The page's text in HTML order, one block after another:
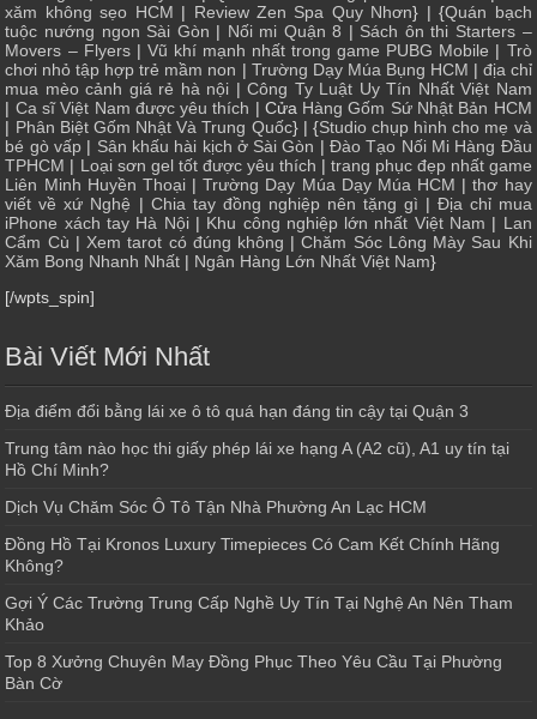
xăm không sẹo HCM | Review Zen Spa Quy Nhơn} | {Quán bạch
tuộc nướng ngon Sài Gòn | Nối mi Quận 8 | Sách ôn thi Starters –
Movers – Flyers| Vũ khí mạnh nhất trong game PUBG Mobile | Trò
chơi nhỏ tập hợp trẻ mầm non | Trường Dạy Múa Bụng HCM | địa chỉ
mua mèo cảnh giá rẻ hà nội |Công Ty Luật Uy Tín Nhất Việt Nam
| Ca sĩ Việt Nam được yêu thích | Cửa Hàng Gốm Sứ Nhật Bản HCM
| Phân Biệt Gốm Nhật Và Trung Quốc} | {Studio chụp hình cho mẹ và
bé gò vấp | Sân khấu hài kịch ở Sài Gòn |Đào Tạo Nối Mi Hàng Đầu
TPHCM | Loại sơn gel tốt được yêu thích | trang phục đẹp nhất game
Liên Minh Huyền Thoại|Trường Dạy Múa Dạy Múa HCM |thơ hay
viết về xứ Nghệ | Chia tay đồng nghiệp nên tặng gì | Địa chỉ mua
iPhone xách tay Hà Nội| Khu công nghiệp lớn nhất Việt Nam | Lan
Cẩm Cù | Xem tarot có đúng không |Chăm Sóc Lông Mày Sau Khi
Xăm Bong Nhanh Nhất | Ngân Hàng Lớn Nhất Việt Nam}
[/wpts_spin]
Bài Viết Mới Nhất
Địa điểm đổi bằng lái xe ô tô quá hạn đáng tin cậy tại Quận 3
Trung tâm nào học thi giấy phép lái xe hạng A (A2 cũ), A1 uy tín tại
Hồ Chí Minh?
Dịch Vụ Chăm Sóc Ô Tô Tận Nhà Phường An Lạc HCM
Đồng Hồ Tại Kronos Luxury Timepieces Có Cam Kết Chính Hãng
Không?
Gợi Ý Các Trường Trung Cấp Nghề Uy Tín Tại Nghệ An Nên Tham
Khảo
Top 8 Xưởng Chuyên May Đồng Phục Theo Yêu Cầu Tại Phường
Bàn Cờ